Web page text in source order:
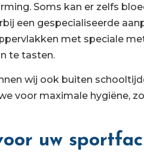
Soms kan er zelfs
een gespecialiseerde
met speciale
te tasten.
wij ook buiten
voor maximale hygiëne,
uw